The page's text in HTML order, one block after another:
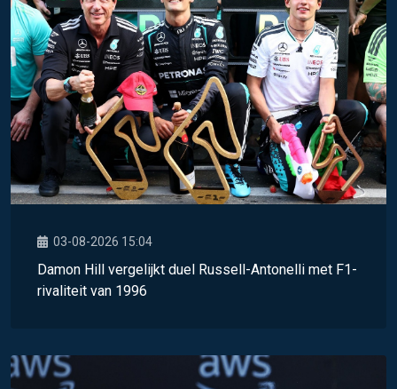
03-08-2026 15:04
Damon Hill vergelijkt duel Russell-Antonelli met F1-
rivaliteit van 1996